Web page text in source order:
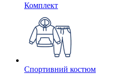
Комплект
Спортивний костюм